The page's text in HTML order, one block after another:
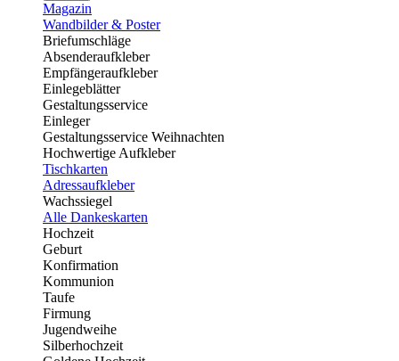
Magazin
Wandbilder & Poster
Briefumschläge
Absenderaufkleber
Empfängeraufkleber
Einlegeblätter
Gestaltungsservice
Einleger
Gestaltungsservice Weihnachten
Hochwertige Aufkleber
Tischkarten
Adressaufkleber
Wachssiegel
Alle Dankeskarten
Hochzeit
Geburt
Konfirmation
Kommunion
Taufe
Firmung
Jugendweihe
Silberhochzeit